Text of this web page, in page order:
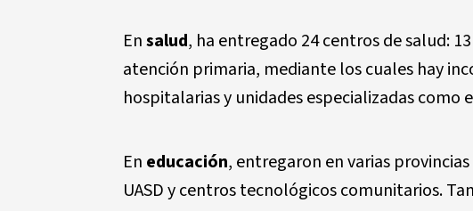
Ensalud, ha entregado 24 centros de salud:
atención primaria, mediante los cuales hay
hospitalariasy unidades especializadas como
En educación, entregaron en varias provincias
UASDycentros tecnológicos comunitarios.